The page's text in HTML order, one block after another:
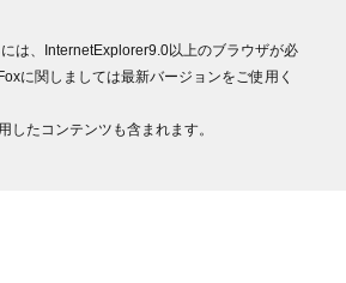
は、InternetExplorer9.0以上のブラウザが必
に関しましては最新バージョンをご使用く
したコンテンツも含まれます。